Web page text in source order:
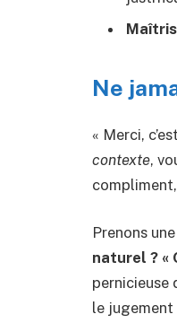
Ne
« Merci,
contexte,
Prenons
naturel ? «
pernicieuse
le jugement